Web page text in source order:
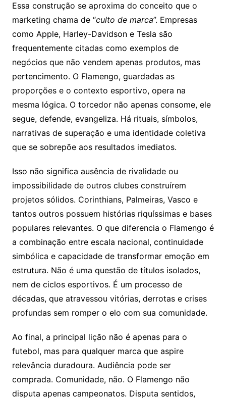
Essa construção se aproxima do conceito que o
marketing chama de “culto de marca”. Empresas
como Apple, Harley-Davidson e Tesla são
frequentemente citadas como exemplos de
negócios que não vendem apenas produtos, mas
pertencimento. O Flamengo, guardadas as
proporções e o contexto esportivo, opera na
mesma lógica. O torcedor não apenas consome, ele
segue, defende, evangeliza. Há rituais, símbolos,
narrativas de superação e uma identidade coletiva
que se sobrepõe aos resultados imediatos.
Isso não significa ausência de rivalidade ou
impossibilidade de outros clubes construírem
projetos sólidos. Corinthians, Palmeiras, Vasco e
tantos outros possuem histórias riquíssimas e bases
populares relevantes. O que diferencia o Flamengo é
a combinação entre escala nacional, continuidade
simbólica e capacidade de transformar emoção em
estrutura. Não é uma questão de títulos isolados,
nem de ciclos esportivos. É um processo de
décadas, que atravessou vitórias, derrotas e crises
profundas sem romper o elo com sua comunidade.
Ao final, a principal lição não é apenas para o
futebol, mas para qualquer marca que aspire
relevância duradoura. Audiência pode ser
comprada. Comunidade, não. O Flamengo não
disputa apenas campeonatos. Disputa sentidos,